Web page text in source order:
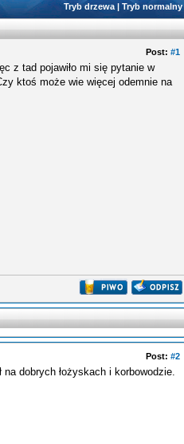
Tryb drzewa|Tryb normalny
Post:#1
z tad pojawiło mi się pytanie w
ktoś może wie więcej odemnie na
Post:#2
dobrych łożyskach i korbowodzie.